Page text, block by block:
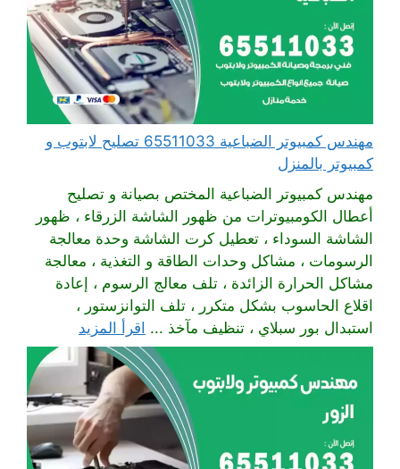
مهندس كمبيوتر الضباعية 65511033 تصليح لابتوب و
كمبيوتر بالمنزل
مهندس كمبيوتر الضباعية المختص بصيانة و تصليح
أعطال الكومبيوترات من ظهور الشاشة الزرقاء ، ظهور
الشاشة السوداء ، تعطيل كرت الشاشة وحدة معالجة
الرسومات ، مشاكل وحدات الطاقة و التغذية ، معالجة
مشاكل الحرارة الزائدة ، تلف معالج الرسوم ، إعادة
اقلاع الحاسوب بشكل متكرر ، تلف التوانزستور ،
استبدال بور سبلاي ، تنظيف مآخذ ... اقرأ المزيد